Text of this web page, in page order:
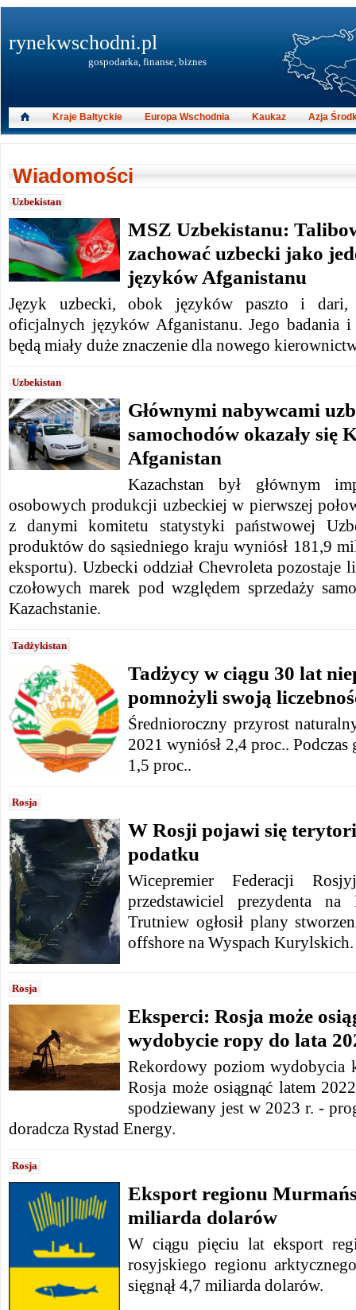
Wiadomości
Uzbekistan
MSZ Uzbekistanu:
zachować uzbecki jako
języków Afganistanu
Język uzbecki, obok języków paszto i dari,
oficjalnych języków Afganistanu.Jego badania
będą miały duże znaczenie dla nowego
Uzbekistan
Głównymi nabywcami
samochodów okazały się
Afganistan
Kazachstan był głównym
osobowych produkcji uzbeckiej w pierwszej
z danymi komitetu statystyki państwowej
produktów do sąsiedniego kraju wyniósł 181,9
eksportu). Uzbecki oddział Chevroleta pozostaje
czołowych marek pod względem sprzedaży
Kazachstanie.
Tadżykistan
Tadżycy w ciągu 30 lat
pomnożyli swoją
Średnioroczny przyrost
2021 wyniósł 2,4 proc..
1,5 proc..
Rosja
W Rosji pojawi się
podatku
Wicepremier Federacji
przedstawiciel prezydenta
Trutniew ogłosił plany
offshore na Wyspach Kurylskich.
Rosja
Eksperci: Rosja może
wydobycie ropy do lata
Rekordowy poziom wydobycia
Rosja może osiągnąć latem
spodziewany jest w 2023 r. -
doradcza Rystad Energy.
Rosja
Eksport regionu
miliarda dolarów
W ciągu pięciu lat eksport
rosyjskiego regionu
sięgnął 4,7 miliarda dolarów.
rynekwschodni.pl
gospodarka, finanse, biznes
Kraje Bałtyckie Europa Wschodnia Kaukaz Azja